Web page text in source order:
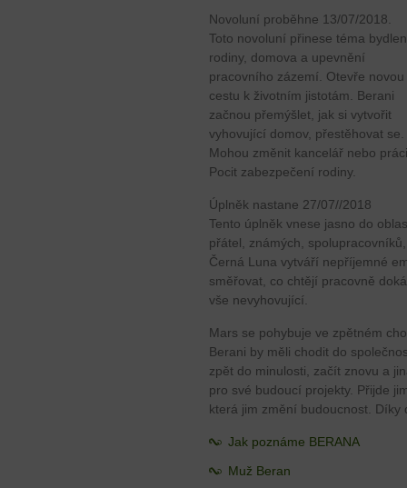
Novoluní proběhne 13/07/2018.
Toto novoluní přinese téma
rodiny, domova a upevnění
pracovního zázemí. Otevře novou
cestu k životním jistotám. Berani
začnou přemýšlet, jak si vytvořit
vyhovující domov, přestěhovat se.
Mohou změnit kancelář nebo
Pocit zabezpečení rodiny.
Úplněk nastane 27/07//2018
Tento úplněk vnese jasno do
přátel, známých,
Černá Luna vytváří nepříjemné
směřovat, co chtějí pracovně
vše nevyhovující.
Mars se pohybuje ve zpětném
Berani by měli chodit do
zpět do minulosti, začít znovu a
pro své budoucí projekty. Přijde
která jim změní budoucnost. Díky
Jak poznáme BERANA
Muž Beran